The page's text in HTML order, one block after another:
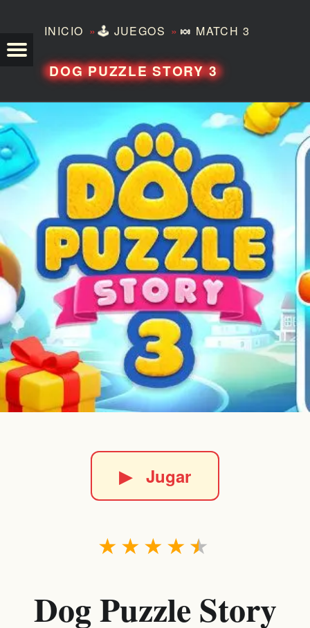
INICIO »🕹️ JUEGOS » 🍬 MATCH 3
DOG PUZZLE STORY 3
▶Jugar
★
★
★
★
★
Dog Puzzle Story